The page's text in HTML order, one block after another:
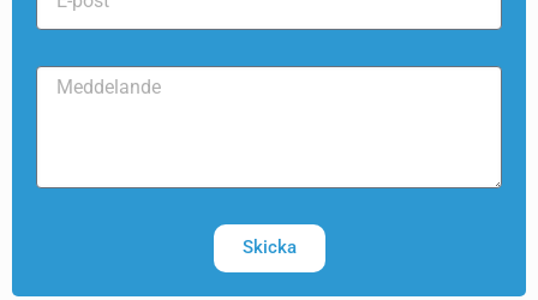
Skicka